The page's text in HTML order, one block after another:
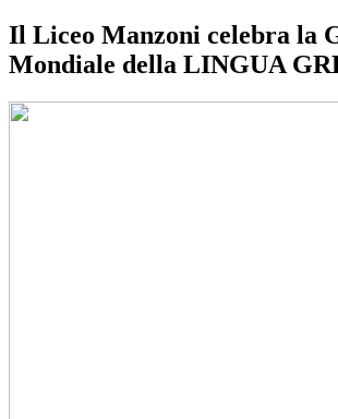
Il Liceo Manzoni celebra la
Mondiale della LINGUA